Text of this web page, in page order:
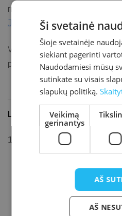
rinktinės partizanu. Slapyvardis
Juodupėnųmiške.
Vardas įamžintas Grūšlaukės
paminkle.
Literatūra ir šaltiniai
KANARSKAS, Julius.
valstybingumo.
p. 150. ISBN 978-609-
Ši svetainė
Šioje svetainėje
siekiant pagerinti
Naudodamiesi mūsų
sutinkate su visais
slapukų politiką.
Veikimą
gerinantys
AŠ
AŠ